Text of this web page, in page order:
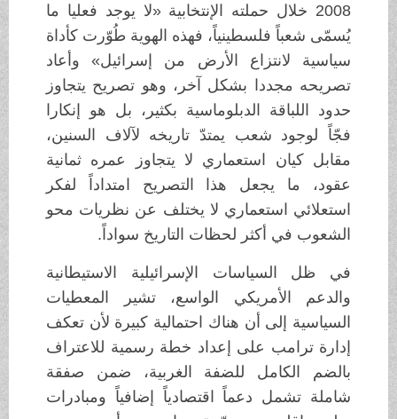
2008 خلال حملته الإنتخابية «لا يوجد فعليا ما
يُسمّى شعباً فلسطينياً، فهذه الهوية طُوّرت كأداة
سياسية لانتزاع الأرض من إسرائيل» وأعاد
تصريحه مجددا بشكل آخر، وهو تصريح يتجاوز
حدود اللباقة الدبلوماسية بكثير، بل هو إنكارا
فجّاً لوجود شعب يمتدّ تاريخه لآلاف السنين،
مقابل كيان استعماري لا يتجاوز عمره ثمانية
عقود، ما يجعل هذا التصريح امتداداً لفكر
استعلائي استعماري لا يختلف عن نظريات محو
الشعوب في أكثر لحظات التاريخ سواداً.
في ظل السياسات الإسرائيلية الاستيطانية
والدعم الأمريكي الواسع، تشير المعطيات
السياسية إلى أن هناك احتمالية كبيرة لأن تعكف
إدارة ترامب على إعداد خطة رسمية للاعتراف
بالضم الكامل للضفة الغربية، ضمن صفقة
شاملة تشمل دعماً اقتصادياً إضافياً ومبادرات